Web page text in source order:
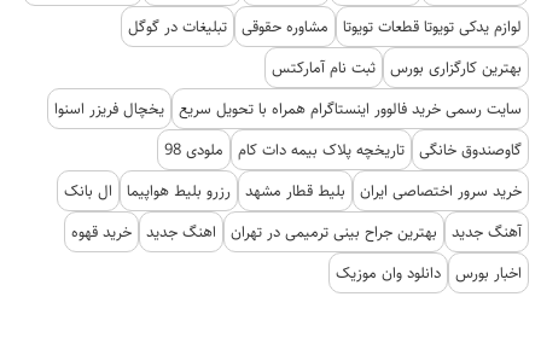
لوازم یدکی تویوتا قطعات تویوتا
مشاوره حقوقی تبلیغات در گوگل
بهترین کارگزاری بورس ثبت نام آمارکتس
سایت رسمی خرید فالوور اینستاگرام همراه با تحویل سریع یخچال فریزر اسنوا
گاوصندوق خانگی تاریخچه پلاک بیمه دات کام
ملودی 98
خرید سرور اختصاصی ایران
بلیط قطار مشهد رزرو بلیط هواپیما
ال بانک
آهنگ جدید
بهترین جراح بینی ترمیمی در تهران اهنگ جدید خرید قهوه
اخبار بورس دانلود وان موزیک